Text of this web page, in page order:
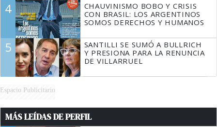
4
CHAUVINISMO BOBO Y CRISIS
CON BRASIL: LOS ARGENTINOS
SOMOS DERECHOS Y HUMANOS
5
SANTILLI SE SUMÓ A BULLRICH
Y PRESIONA PARA LA RENUNCIA
DE VILLARRUEL
Espacio Publicitario
MÁS LEÍDAS DE PERFIL